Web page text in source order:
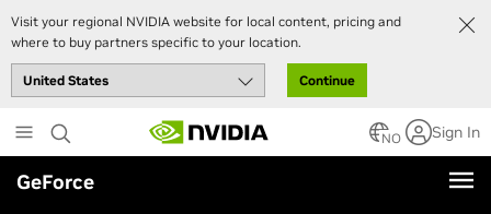
Visit your regional NVIDIA website for local content, pricing and
where to buy partners specific to your location.
Continue
to
main
content
NO Sign In
GeForce